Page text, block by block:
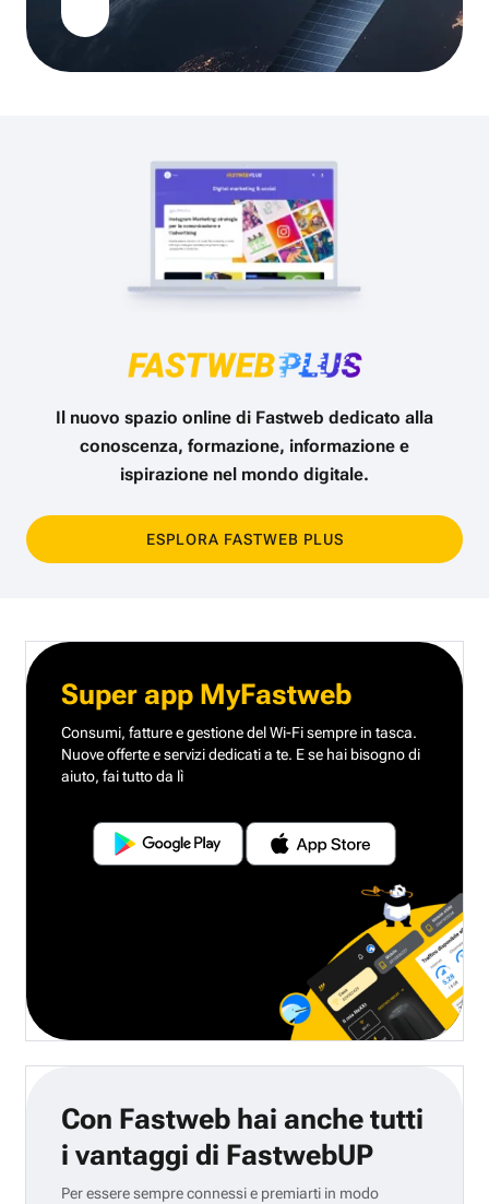
Il nuovo spazio online di Fastweb dedicato alla
conoscenza, formazione, informazione e
ispirazione nel mondo digitale.
ESPLORA FASTWEB PLUS
Super app MyFastweb
Consumi, fatture e gestione del Wi-Fi sempre in tasca.
Nuove offerte e servizi dedicati a te. E se hai bisogno di
aiuto, fai tutto da lì
Con Fastweb hai anche tutti
i vantaggi di FastwebUP
Per essere sempre connessi e premiarti in modo